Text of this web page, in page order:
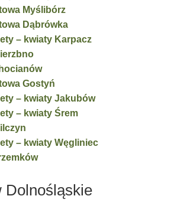
Myślibórz
Dąbrówka
– kwiaty Karpacz
Gostyń
– kwiaty Jakubów
– kwiaty Śrem
– kwiaty Węgliniec
Dolnośląskie